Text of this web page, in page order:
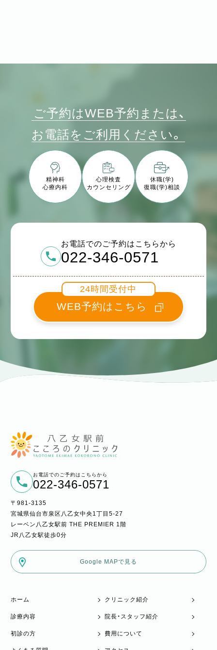
ご予約はWEB予約または、
お電話をご利用ください。
精神科
心療内科
心理検査
カウンセリング
休職(学)
復職(学)相談
お電話でのご予約はこちらから
022-346-0571
24時間受付中
WEB予約はこちら
お電話でのご予約はこちらから
022-346-0571
〒981-3135
宮城県仙台市泉区八乙女中央1丁目5-27
レーベン八乙女駅前 THE PREMIER 1階
JR八乙女駅徒歩0分
Google MAPで見る
ホーム クリニック紹介
診療内容 院長・スタッフ紹介
初診の方 費用について